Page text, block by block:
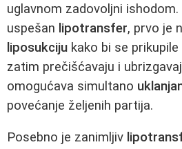
uglavnom zadovoljni
uspešan lipotransfer, prvo je
liposukciju kako bi se
zatim prečišćavaju i
omogućava simultano
povećanje željenih partija.
Posebno je zanimljiv